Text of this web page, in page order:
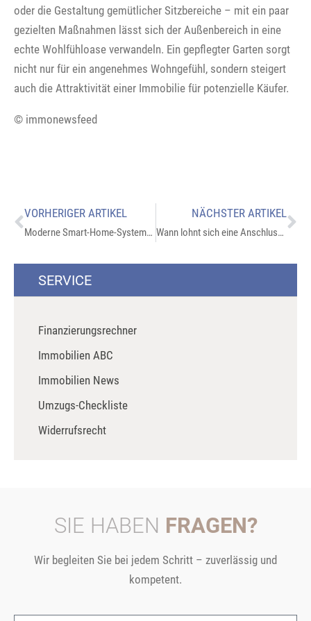
oder die Gestaltung gemütlicher Sitzbereiche – mit ein paar
gezielten Maßnahmen lässt sich der Außenbereich in eine
echte Wohlfühloase verwandeln. Ein gepflegter Garten sorgt
nicht nur für ein angenehmes Wohngefühl, sondern steigert
auch die Attraktivität einer Immobilie für potenzielle Käufer.
© immonewsfeed
VORHERIGER ARTIKEL
Moderne Smart-Home-Systeme: Mehr Komfort und Sicherheit für Immobilienbesitzer
NÄCHSTER ARTIKEL
Wann lohnt sich eine Anschlussfinanzierung? Tipps für Eigentümer
SERVICE
Finanzierungsrechner
Immobilien ABC
Immobilien News
Umzugs-Checkliste
Widerrufsrecht
SIE HABEN FRAGEN?
Wir begleiten Sie bei jedem Schritt – zuverlässig und
kompetent.